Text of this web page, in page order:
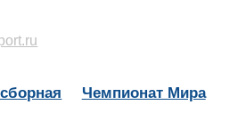
Чемпионат Мира